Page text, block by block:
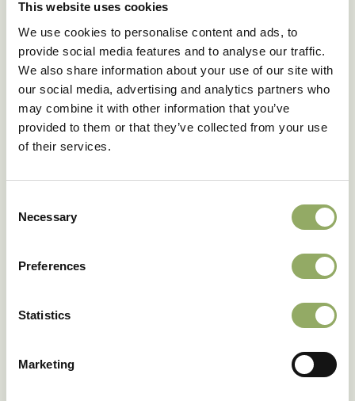
This website uses cookies
We use cookies to personalise content and ads, to
provide social media features and to analyse our traffic.
We also share information about your use of our site with
our social media, advertising and analytics partners who
may combine it with other information that you’ve
provided to them or that they’ve collected from your use
of their services.
Selection
Necessary
Preferences
Statistics
Marketing
Fotobibliotheek